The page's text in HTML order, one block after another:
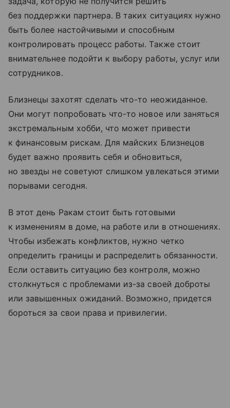
без поддержки партнера. В таких ситуациях нужно
быть более настойчивыми и способным
контролировать процесс работы. Также стоит
внимательнее подойти к выбору работы, услуг или
сотрудников.
Близнецы захотят сделать что-то неожиданное.
Они могут попробовать что-то новое или заняться
экстремальным хобби, что может привести
к финансовым рискам. Для майских Близнецов
будет важно проявить себя и обновиться,
но звезды не советуют слишком увлекаться этими
порывами сегодня.
В этот день Ракам стоит быть готовыми
к изменениям в доме, на работе или в отношениях.
Чтобы избежать конфликтов, нужно четко
определить границы и распределить обязанности.
Если оставить ситуацию без контроля, можно
столкнуться с проблемами из-за своей доброты
или завышенных ожиданий. Возможно, придется
бороться за свои права и привилегии.